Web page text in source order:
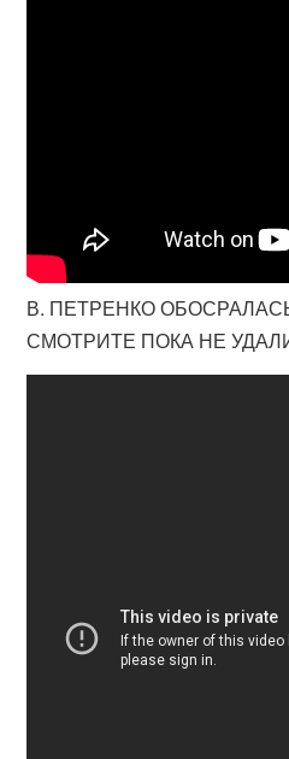
В. ПЕТРЕНКО
СМОТРИТЕ ПОКА НЕ